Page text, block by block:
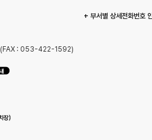
+ 부서별 상세전화번호
(FAX : 053-422-1592)